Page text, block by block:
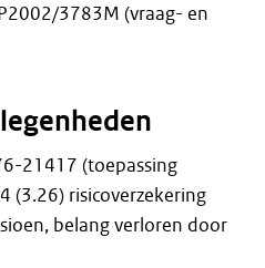
3783M (vraag- en
21417 (toepassing
(3.26) risicoverzekering
belang verloren door